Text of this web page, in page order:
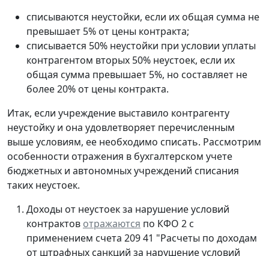
списываются неустойки, если их общая сумма не
превышает 5% от цены контракта;
списывается 50% неустойки при условии уплаты
контрагентом вторых 50% неустоек, если их
общая сумма превышает 5%, но составляет не
более 20% от цены контракта.
Итак, если учреждение выставило контрагенту
неустойку и она удовлетворяет перечисленным
выше условиям, ее необходимо списать. Рассмотрим
особенности отражения в бухгалтерском учете
бюджетных и автономных учреждений списания
таких неустоек.
Доходы от неустоек за нарушение условий
контрактов отражаются по КФО 2 с
применением счета 209 41 "Расчеты по доходам
от штрафных санкций за нарушение условий